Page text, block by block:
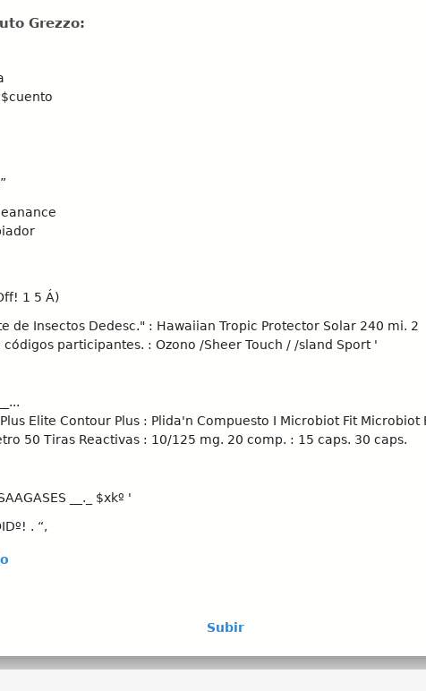
Grezzo:
1 5 Á)
de Insectos Dedesc." : Hawaiian Tropic Protector Solar 240 mi. 2
códigos participantes. : Ozono /Sheer Touch / /sland Sport '
Elite Contour Plus : Plida'n Compuesto I Microbiot Fit Microbiot
50 Tiras Reactivas : 10/125 mg. 20 comp. : 15 caps. 30 caps.
__._ $xkº '
. “,
Consuiia a tu médico. Las imágenes son de uso
en suoursaies. Para oierias individuales limitado a 5 piezas por
Subir